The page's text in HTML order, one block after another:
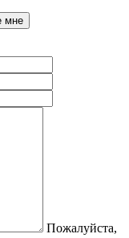
Пожалуйста,